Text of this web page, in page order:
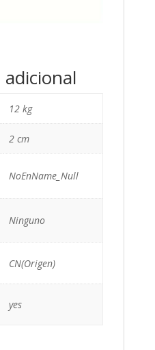
12 kg
2 cm
NoEnName_Null
Ninguno
CN(Origen)
yes